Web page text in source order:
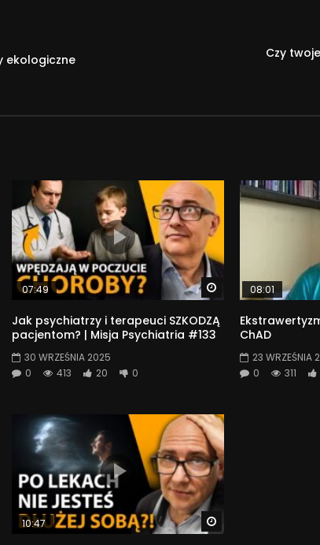
ekologiczne
Czy
Watch Later Watch Later
07:49
Jak psychiatrzy i terapeuci SZKODZĄ
pacjentom? | Misja Psychiatria #133
30 WRZEŚNIA 2025
0
413 20 0
08:01
ChAD
23 WRZEŚNIA
0
311
Later
10:47